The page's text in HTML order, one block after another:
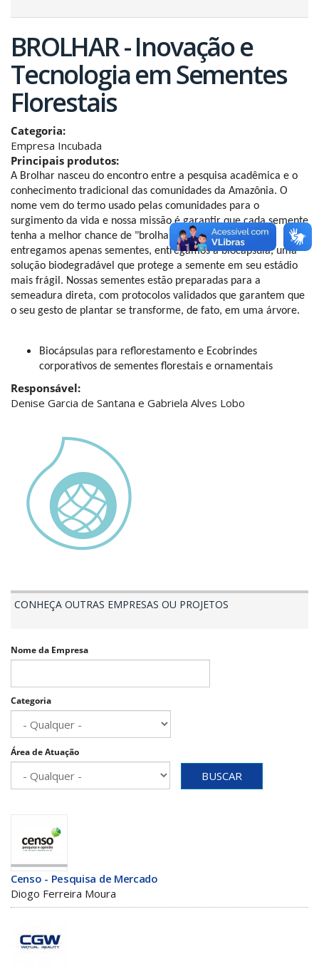
BROLHAR - Inovação e
Tecnologia em Sementes
Florestais
Categoria:
Empresa Incubada
Principais produtos:
A Brolhar nasceu do encontro entre a pesquisa acadêmica e o
conhecimento tradicional das comunidades da Amazônia. O
nome vem do termo usado pelas comunidades para o
surgimento da vida e nossa missão é garantir que cada semente
tenha a melhor chance de "brolhar" e crescer. Nós não
entregamos apenas sementes, entregamos a biocápsula, uma
solução biodegradável que protege a semente em seu estádio
mais frágil. Nossas sementes estão preparadas para a
semeadura direta, com protocolos validados que garantem que
o seu gesto de plantar se transforme, de fato, em uma árvore.
Biocápsulas para reflorestamento e Ecobrindes
corporativos de sementes florestais e ornamentais
Responsável:
Denise Garcia de Santana e Gabriela Alves Lobo
CONHEÇA OUTRAS EMPRESAS OU PROJETOS
Nome da Empresa
Categoria
Área de Atuação
BUSCAR
Censo - Pesquisa de Mercado
Diogo Ferreira Moura